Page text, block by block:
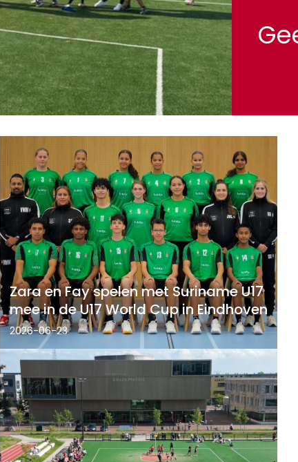
Zara en Fay spelen met Suriname U17
mee in de U17 World Cup in Eindhoven
2026-06-23